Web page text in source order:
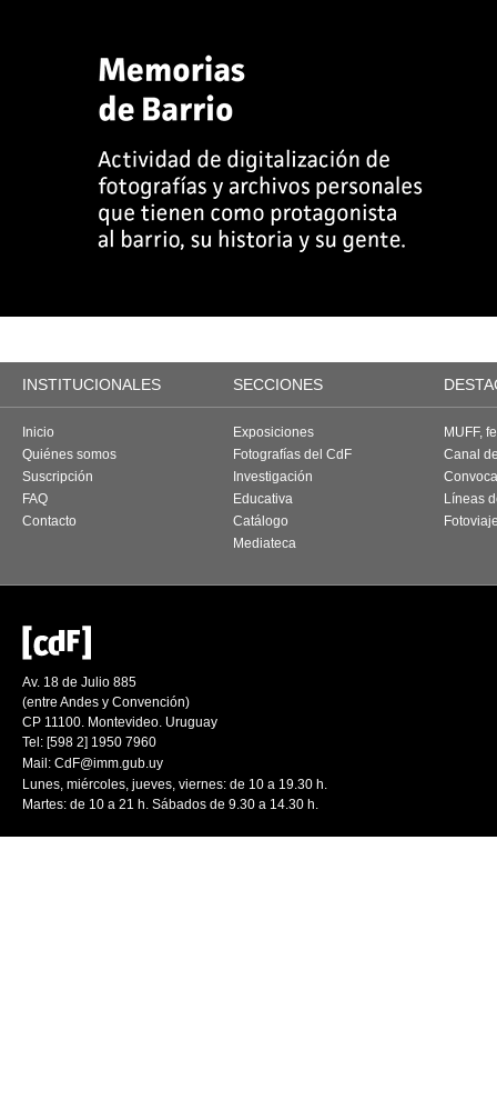
INSTITUCIONALES SECCIONES
Inicio
Quiénes somos
Suscripción
FAQ
Contacto
Exposiciones
Fotografías del CdF
Investigación
Educativa
Catálogo
Mediateca
MUFF,
Canal
Líneas
Av. 18 de Julio 885
(entre Andes y Convención)
CP 11100. Montevideo. Uruguay
Tel: [598 2] 1950 7960
Mail: CdF@imm.gub.uy
Lunes, miércoles, jueves, viernes: de 10 a 19.30 h.
Martes: de 10 a 21 h. Sábados de 9.30 a 14.30 h.